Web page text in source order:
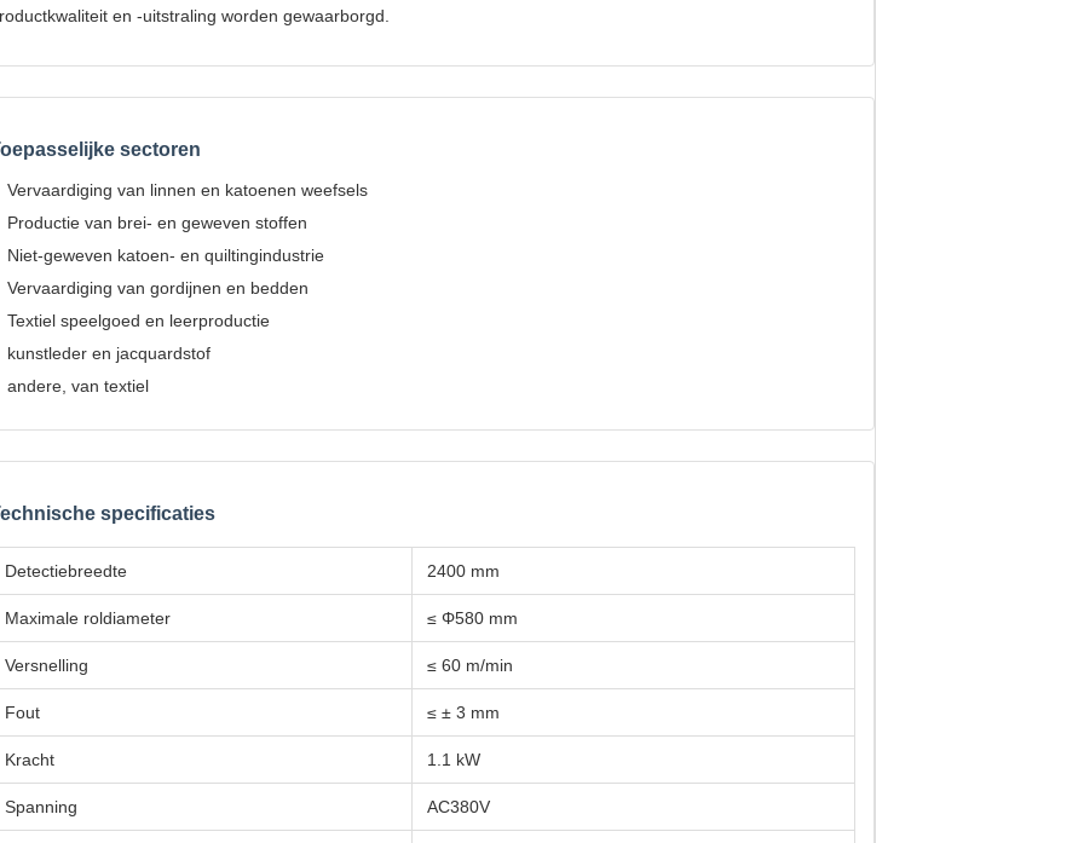
en -uitstraling worden gewaarborgd.
sectoren
Vervaardiging van linnen en katoenen weefsels
Productie van brei- en geweven stoffen
Niet-geweven katoen- en quiltingindustrie
Vervaardiging van gordijnen en bedden
Textiel speelgoed en leerproductie
kunstleder en jacquardstof
andere, van textiel
specificaties
Detectiebreedte 2400 mm
Maximale roldiameter ≤ Φ580 mm
Versnelling ≤ 60 m/min
Fout ≤ ± 3 mm
Kracht 1.1 kW
Spanning AC380V